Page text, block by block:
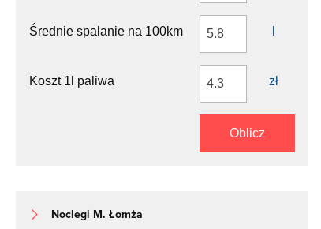
Średnie spalanie na 100km
Koszt 1l paliwa zł
Oblicz
Noclegi M. Łomża